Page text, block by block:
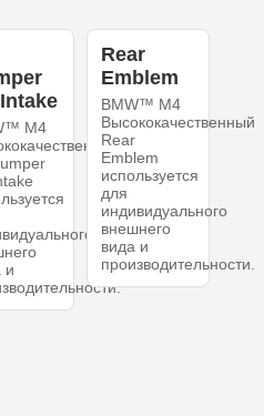
M4
и
Rear
Emblem
BMW™ M4
Высококачественный
Rear
Emblem
используется
для
индивидуального
внешнего
вида и
производительности.